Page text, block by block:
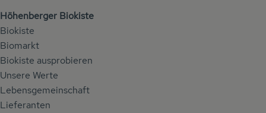
Höhenberger Biokiste
Biokiste
Biomarkt
Biokiste ausprobieren
Unsere Werte
Lebensgemeinschaft
Lieferanten